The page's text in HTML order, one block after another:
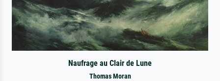
Naufrage au Clair de Lune
Thomas Moran